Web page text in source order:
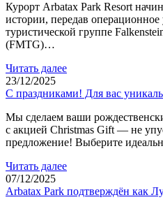
Курорт Arbatax Park Resort
истории, передав
туристической группе
(FMTG)…
Читать далее
23/12/2025
С праздниками! Для вас
Мы сделаем ваши
с акцией Christmas Gift — не
предложение! Выберите
Читать далее
07/12/2025
Arbatax Park подтверждён как